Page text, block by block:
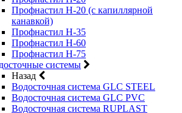
Профнастил Н-20 (с капиллярной
канавкой)
Профнастил Н-35
Профнастил Н-60
Профнастил Н-75
системы
Назад
Водосточная система GLC STEEL
Водосточная система GLC PVC
Водосточная система RUPLAST